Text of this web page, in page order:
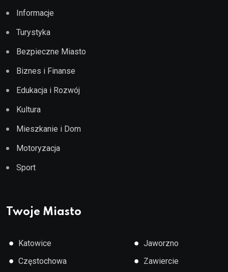
Informacje
Turystyka
Bezpieczne Miasto
Biznes i Finanse
Edukacja i Rozwój
Kultura
Mieszkanie i Dom
Motoryzacja
Sport
Twoje Miasto
● Katowice
● Częstochowa
● Jaworzno
● Zawiercie